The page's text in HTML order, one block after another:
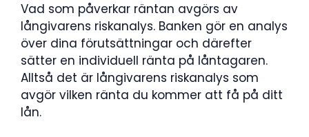
Vad som påverkar räntan avgörs av
långivarens riskanalys. Banken gör en analys
över dina förutsättningar och därefter
sätter en individuell ränta på låntagaren.
Alltså det är långivarens riskanalys som
avgör vilken ränta du kommer att få på ditt
lån.